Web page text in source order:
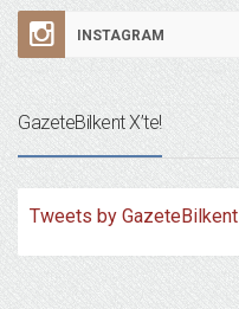
INSTAGRAM
GazeteBilkent X’te!
Tweets by GazeteBilkent